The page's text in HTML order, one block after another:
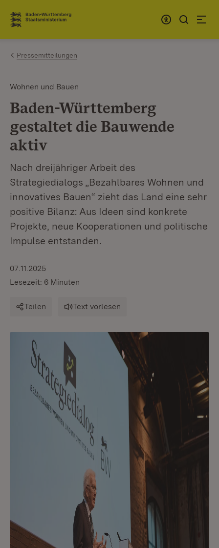
Zum Inhalt springen
Link zur Startseite
Pressemitteilungen
Wohnen und Bauen
Baden-Württemberg
gestaltet die Bauwende
aktiv
Nach dreijähriger Arbeit des
Strategiedialogs „Bezahlbares Wohnen und
innovatives Bauen“ zieht das Land eine sehr
positive Bilanz: Aus Ideen sind konkrete
Projekte, neue Kooperationen und politische
Impulse entstanden.
07.11.2025
Lesezeit: 6 Minuten
Teilen Text vorlesen